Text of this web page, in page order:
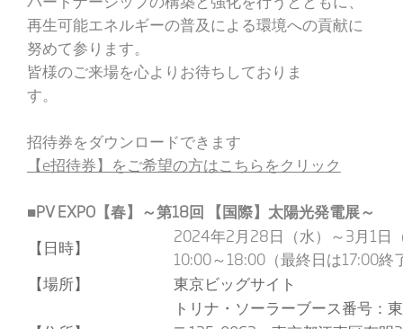
再生可能エネルギーの普及による環境への貢献に
努めて参ります。
皆様のご来場を心よりお待ちしておりま
す
招待券をダウンロードできます
【e招待券】をご希望の方はこちらをクリック
■PV EXPO【春】～第18回 【国際】太陽光発電展～
【日時】
2024年2月28日（水）～3月1日
10:00～18:00（最終日は17:00終
【場所】
東京ビッグサイト
トリナ・ソーラーブース番号：